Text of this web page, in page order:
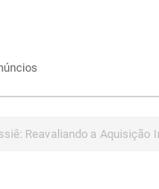
Reavaliando a Aquisição